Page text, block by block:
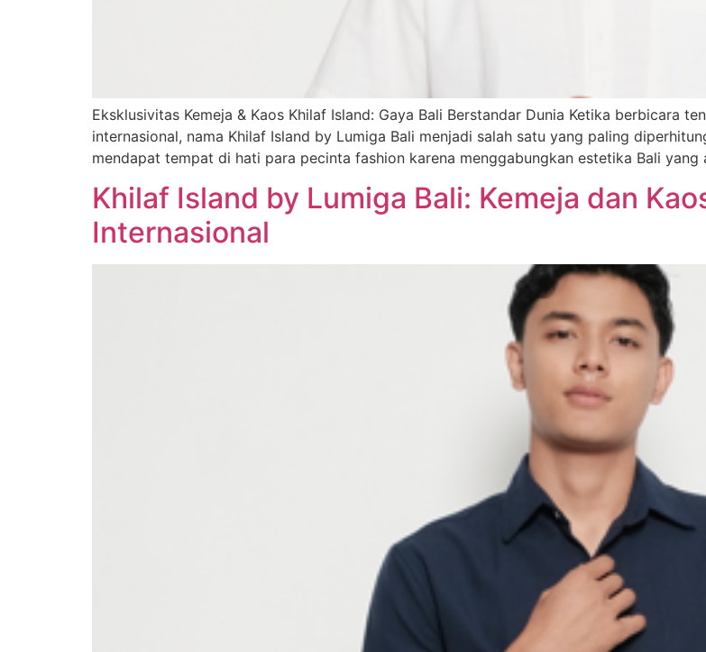
Eksklusivitas Kemeja & Kaos Khilaf Island: Gaya Bali Berstandar Dunia Ketika berbicara
internasional, nama Khilaf Island by Lumiga Bali menjadi salah satu yang paling
mendapat tempat di hati para pecinta fashion karena menggabungkan estetika Bali
Khilaf Island by Lumiga Bali: Kemeja dan
Internasional